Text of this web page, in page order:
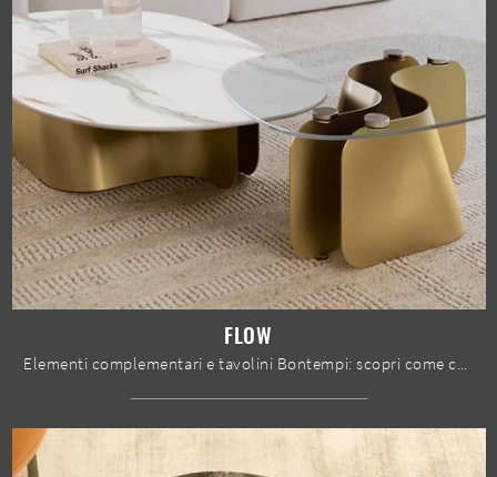
FLOW
Elementi complementari e tavolini Bontempi: scopri come completare i tuoi interni design con il modello Flow.